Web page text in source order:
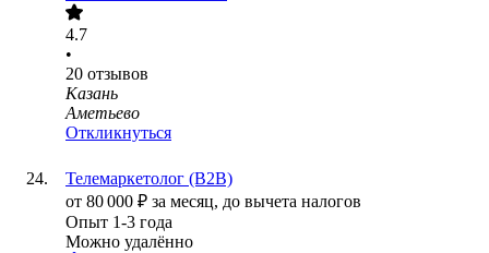
4.7
•
20 отзывов
Казань
Аметьево
Откликнуться
Телемаркетолог (B2B)
от 80 000 ₽ за месяц, до вычета налогов
Опыт 1-3 года
Можно удалённо